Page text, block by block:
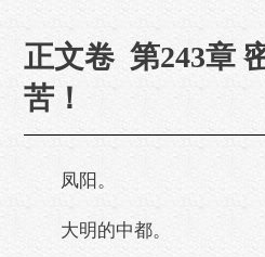
正文卷 第243章
苦！
凤阳。
大明的中都。